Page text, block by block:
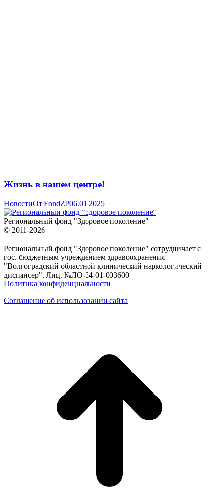
Жизнь в нашем центре!
НовостиОт FondZP06.01.2025
Региональный фонд "Здоровое поколение"
© 2011-2026
Региональный фонд "Здоровое поколение" сотрудничает с
гос. бюджетным учреждением здравоохранения
"Волгоградский областной клинический наркологический
диспансер". Лиц. №ЛО-34-01-003600
Политика конфиденциальности
Соглашение об использовании сайта